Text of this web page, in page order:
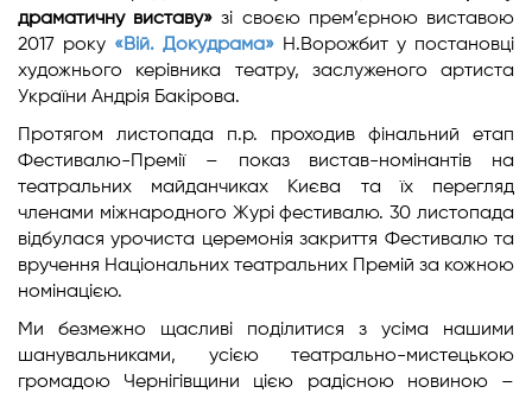
драматичну виставу»зі своєю прем’єрною виставою
2017 року «Вій. Докудрама» Н.Ворожбит у постановці
художнього керівника театру, заслуженого артиста
України Андрія Бакірова.
Протягом листопада п.р. проходив фінальний етап
Фестивалю-Премії – показ вистав-номінантів на
театральних майданчиках Києва та їх перегляд
членами міжнародного Журі фестивалю. 30 листопада
відбулася урочиста церемонія закриття Фестивалю та
вручення Національних театральних Премій за кожною
номінацією.
Ми безмежно щасливі поділитися з усіма нашими
шанувальниками, усією театрально-мистецькою
громадою Чернігівщини цією радісною новиною –